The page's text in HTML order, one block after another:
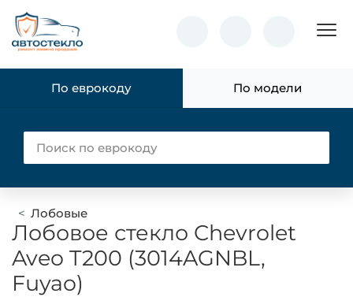
По еврокоду По модели
Лобовые
Лобовое стекло Chevrolet
Aveo T200 (3014AGNBL,
Fuyao)